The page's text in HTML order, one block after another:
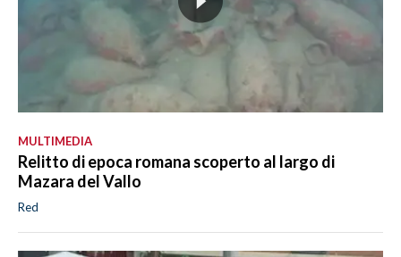
MULTIMEDIA
Relitto di epoca romana scoperto al largo di
Mazara del Vallo
Red